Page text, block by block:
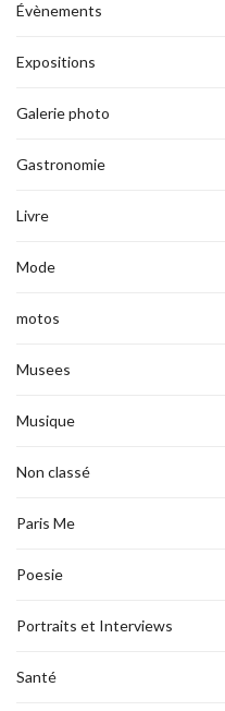
Évènements
Expositions
Galerie photo
Gastronomie
Livre
Mode
motos
Musees
Musique
Non classé
Paris Me
Poesie
Portraits et Interviews
Santé